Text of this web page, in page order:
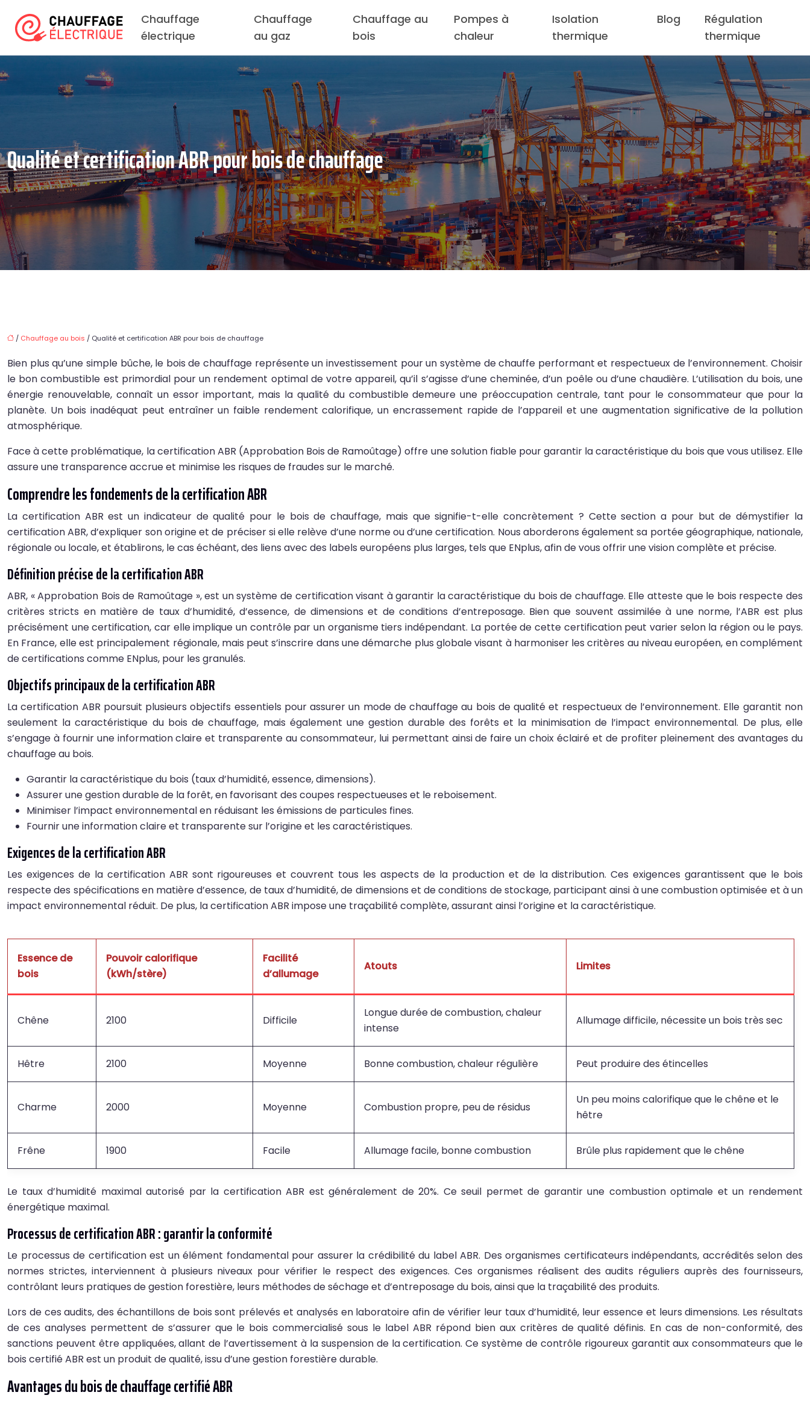
Chauffage
électrique
Chauffage
au gaz
Chauffage au
bois
Pompes à
chaleur
Isolation
thermique
Blog
Régulation
thermique
Qualité et certification ABR pour bois de chauffage
/ Chauffage au bois / Qualité et certification ABR pour bois de chauffage
Bien plus qu’une simple bûche, le bois de chauffage représente un investissement pour un système de chauffe performant et respectueux de l’environnement. Choisir
le bon combustible est primordial pour un rendement optimal de votre appareil, qu’il s’agisse d’une cheminée, d’un poêle ou d’une chaudière. L’utilisation du bois, une
énergie renouvelable, connaît un essor important, mais la qualité du combustible demeure une préoccupation centrale, tant pour le consommateur que pour la
planète. Un bois inadéquat peut entraîner un faible rendement calorifique, un encrassement rapide de l’appareil et une augmentation significative de la pollution
atmosphérique.
Face à cette problématique, la certification ABR (Approbation Bois de Ramoûtage) offre une solution fiable pour garantir la caractéristique du bois que vous utilisez. Elle
assure une transparence accrue et minimise les risques de fraudes sur le marché.
Comprendre les fondements de la certification ABR
La certification ABR est un indicateur de qualité pour le bois de chauffage, mais que signifie-t-elle concrètement ? Cette section a pour but de démystifier la
certification ABR, d’expliquer son origine et de préciser si elle relève d’une norme ou d’une certification. Nous aborderons également sa portée géographique, nationale,
régionale ou locale, et établirons, le cas échéant, des liens avec des labels européens plus larges, tels que ENplus, afin de vous offrir une vision complète et précise.
Définition précise de la certification ABR
ABR, « Approbation Bois de Ramoûtage », est un système de certification visant à garantir la caractéristique du bois de chauffage. Elle atteste que le bois respecte des
critères stricts en matière de taux d’humidité, d’essence, de dimensions et de conditions d’entreposage. Bien que souvent assimilée à une norme, l’ABR est plus
précisément une certification, car elle implique un contrôle par un organisme tiers indépendant. La portée de cette certification peut varier selon la région ou le pays.
En France, elle est principalement régionale, mais peut s’inscrire dans une démarche plus globale visant à harmoniser les critères au niveau européen, en complément
de certifications comme ENplus, pour les granulés.
Objectifs principaux de la certification ABR
La certification ABR poursuit plusieurs objectifs essentiels pour assurer un mode de chauffage au bois de qualité et respectueux de l’environnement. Elle garantit non
seulement la caractéristique du bois de chauffage, mais également une gestion durable des forêts et la minimisation de l’impact environnemental. De plus, elle
s’engage à fournir une information claire et transparente au consommateur, lui permettant ainsi de faire un choix éclairé et de profiter pleinement des avantages du
chauffage au bois.
Garantir la caractéristique du bois (taux d’humidité, essence, dimensions).
Assurer une gestion durable de la forêt, en favorisant des coupes respectueuses et le reboisement.
Minimiser l’impact environnemental en réduisant les émissions de particules fines.
Fournir une information claire et transparente sur l’origine et les caractéristiques.
Exigences de la certification ABR
Les exigences de la certification ABR sont rigoureuses et couvrent tous les aspects de la production et de la distribution. Ces exigences garantissent que le bois
respecte des spécifications en matière d’essence, de taux d’humidité, de dimensions et de conditions de stockage, participant ainsi à une combustion optimisée et à un
impact environnemental réduit. De plus, la certification ABR impose une traçabilité complète, assurant ainsi l’origine et la caractéristique.
Essence de
bois
Pouvoir calorifique
(kWh/stère)
Facilité
d’allumage
Atouts Limites
Chêne 2100 Difficile
Longue durée de combustion, chaleur
intense
Allumage difficile, nécessite un bois très sec
Hêtre 2100 Moyenne Bonne combustion, chaleur régulière Peut produire des étincelles
Charme 2000 Moyenne Combustion propre, peu de résidus
Un peu moins calorifique que le chêne et le
hêtre
Frêne 1900 Facile Allumage facile, bonne combustion Brûle plus rapidement que le chêne
Le taux d’humidité maximal autorisé par la certification ABR est généralement de 20%. Ce seuil permet de garantir une combustion optimale et un rendement
énergétique maximal.
Processus de certification ABR : garantir la conformité
Le processus de certification est un élément fondamental pour assurer la crédibilité du label ABR. Des organismes certificateurs indépendants, accrédités selon des
normes strictes, interviennent à plusieurs niveaux pour vérifier le respect des exigences. Ces organismes réalisent des audits réguliers auprès des fournisseurs,
contrôlant leurs pratiques de gestion forestière, leurs méthodes de séchage et d’entreposage du bois, ainsi que la traçabilité des produits.
Lors de ces audits, des échantillons de bois sont prélevés et analysés en laboratoire afin de vérifier leur taux d’humidité, leur essence et leurs dimensions. Les résultats
de ces analyses permettent de s’assurer que le bois commercialisé sous le label ABR répond bien aux critères de qualité définis. En cas de non-conformité, des
sanctions peuvent être appliquées, allant de l’avertissement à la suspension de la certification. Ce système de contrôle rigoureux garantit aux consommateurs que le
bois certifié ABR est un produit de qualité, issu d’une gestion forestière durable.
Avantages du bois de chauffage certifié ABR